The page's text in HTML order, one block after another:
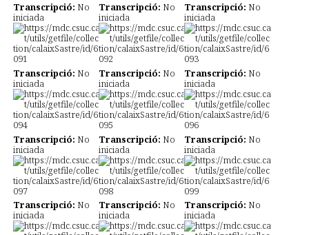
Transcripció: No
iniciada
Transcripció: No
iniciada
Transcripció: No
iniciada
Transcripció: No
iniciada
Transcripció: No
iniciada
Transcripció: No
iniciada
Transcripció: No
iniciada
Transcripció: No
iniciada
Transcripció: No
iniciada
Transcripció: No
iniciada
Transcripció: No
iniciada
Transcripció: No
iniciada